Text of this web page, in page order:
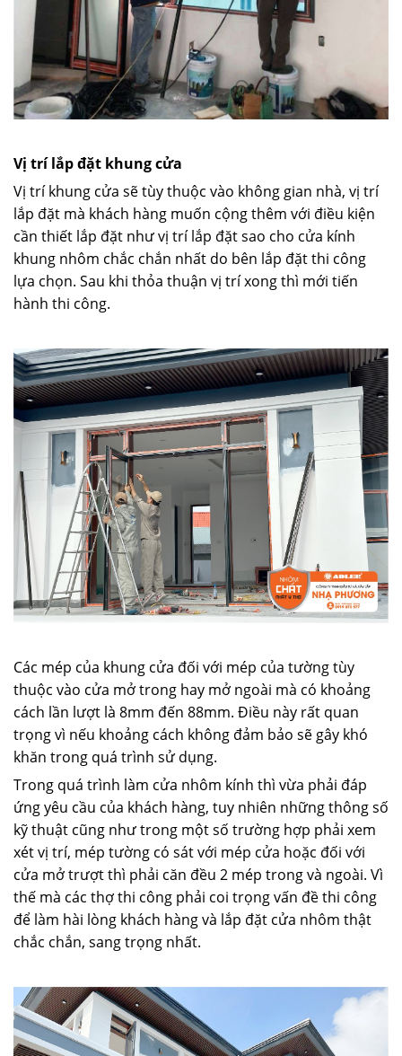
Vị trí lắp đặt khung cửa
Vị trí khung cửa sẽ tùy thuộc vào không gian nhà, vị trí
lắp đặt mà khách hàng muốn cộng thêm với điều kiện
cần thiết lắp đặt như vị trí lắp đặt sao cho cửa kính
khung nhôm chắc chắn nhất do bên lắp đặt thi công
lựa chọn. Sau khi thỏa thuận vị trí xong thì mới tiến
hành thi công.
Các mép của khung cửa đối với mép của tường tùy
thuộc vào cửa mở trong hay mở ngoài mà có khoảng
cách lần lượt là 8mm đến 88mm. Điều này rất quan
trọng vì nếu khoảng cách không đảm bảo sẽ gây khó
khăn trong quá trình sử dụng.
Trong quá trình làm cửa nhôm kính thì vừa phải đáp
ứng yêu cầu của khách hàng, tuy nhiên những thông số
kỹ thuật cũng như trong một số trường hợp phải xem
xét vị trí, mép tường có sát với mép cửa hoặc đối với
cửa mở trượt thì phải căn đều 2 mép trong và ngoài. Vì
thế mà các thợ thi công phải coi trọng vấn đề thi công
để làm hài lòng khách hàng và lắp đặt cửa nhôm thật
chắc chắn, sang trọng nhất.